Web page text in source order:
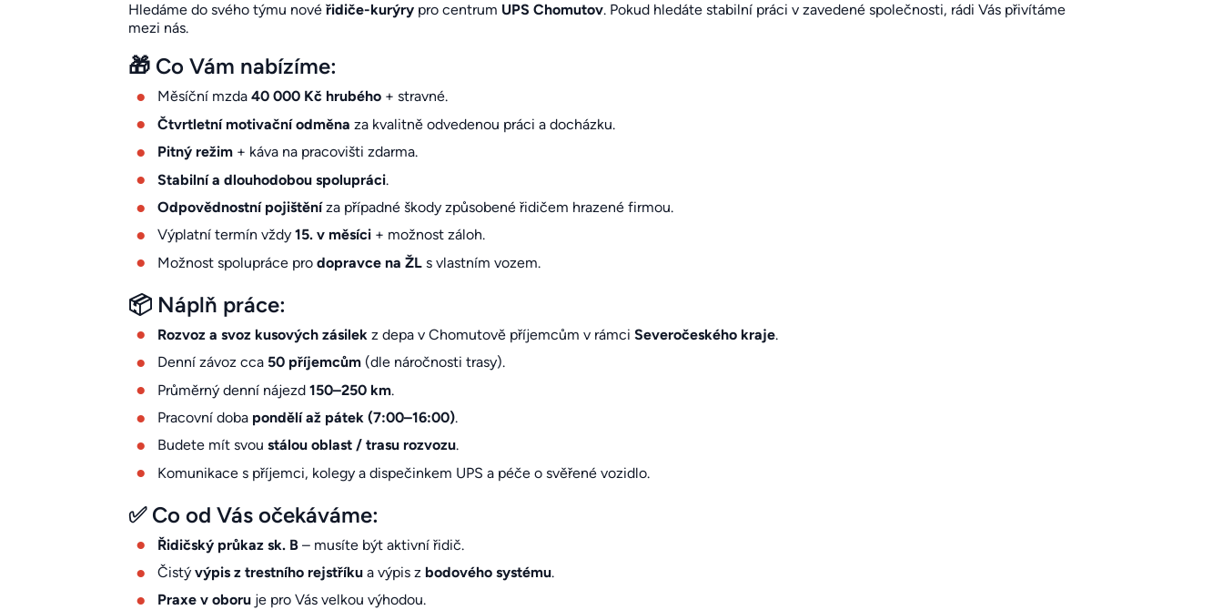
Hledáme do svého týmu nové řidiče-kurýrypro centrum UPS Chomutov. Pokud hledáte stabilní práci v zavedené společnosti, rádi Vás přivítáme
mezi nás.
🎁 Co Vám nabízíme:
Měsíční mzda 40 000 Kč hrubého+ stravné.
Čtvrtletní motivační odměna za kvalitně odvedenou práci a docházku.
Pitný režim+ káva na pracovišti zdarma.
Stabilní a dlouhodobou spolupráci.
Odpovědnostní pojištěníza případné škody způsobené řidičem hrazené firmou.
Výplatní termín vždy 15. v měsíci+ možnost záloh.
Možnost spolupráce pro dopravce na ŽLs vlastním vozem.
📦 Náplň práce:
Rozvoz a svoz kusových zásilek z depa v Chomutově příjemcům v rámci Severočeského kraje.
Denní závoz cca 50 příjemcům(dle náročnosti trasy).
Průměrný denní nájezd 150–250 km.
Pracovní doba pondělí až pátek (7:00–16:00).
Budete mít svou stálou oblast / trasu rozvozu.
Komunikace s příjemci, kolegy a dispečinkem UPS a péče o svěřené vozidlo.
✅ Co od Vás očekáváme:
Řidičský průkaz sk. B– musíte být aktivní řidič.
Čistý výpis z trestního rejstříkua výpis z bodového systému.
Praxe v oboruje pro Vás velkou výhodou.